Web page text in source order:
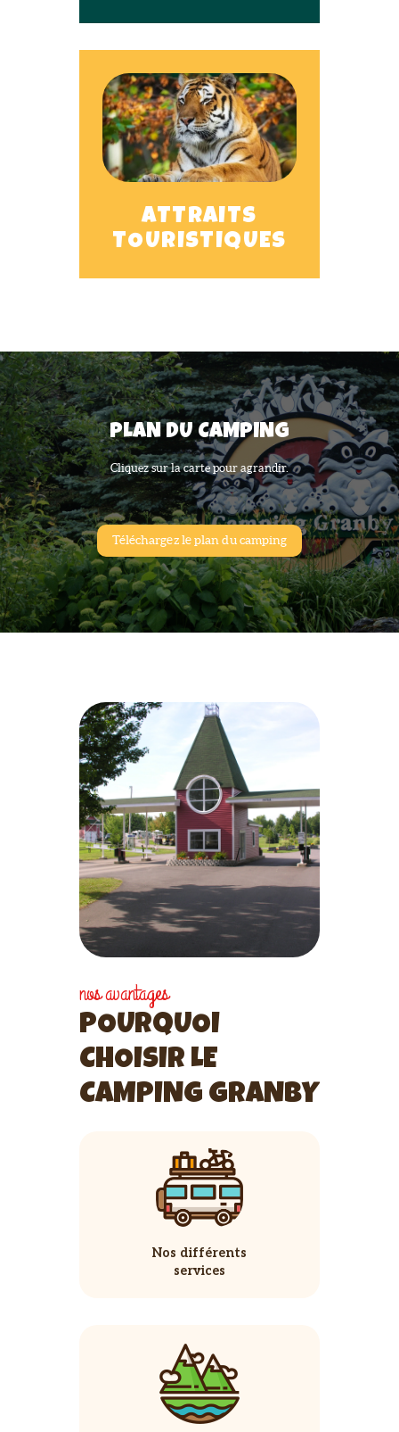
ATTRAITS
TOURISTIQUES
PLAN DU CAMPING
Cliquez sur la carte pour agrandir.
Téléchargez le plan du camping
nos avantages
POURQUOI
CHOISIR LE
CAMPING GRANBY
Nos différents
services